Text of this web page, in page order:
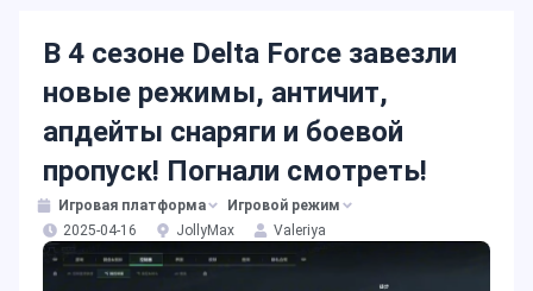
В 4 сезоне Delta Force завезли
новые режимы, античит,
апдейты снаряги и боевой
пропуск! Погнали смотреть!
Игровая платформа
Игровой режим
2025-04-16
JollyMax Valeriya